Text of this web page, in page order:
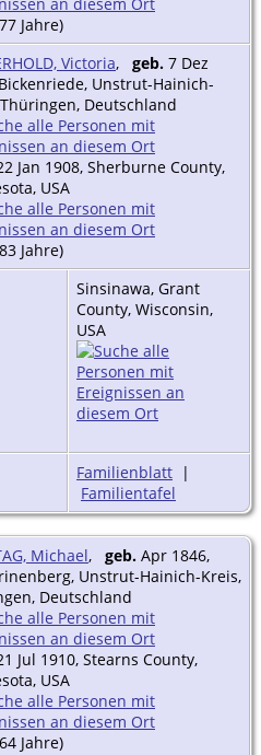
Jahre)
Victoria, geb. 7 Dez
Unstrut-Hainich-
Deutschland
Jan 1908, Sherburne County,
USA
Jahre)
Sinsinawa, Grant
County, Wisconsin,
USA
Familienblatt |
Familientafel
Michael, geb. Apr 1846,
Unstrut-Hainich-Kreis,
Deutschland
Jul 1910, Stearns County,
USA
Jahre)